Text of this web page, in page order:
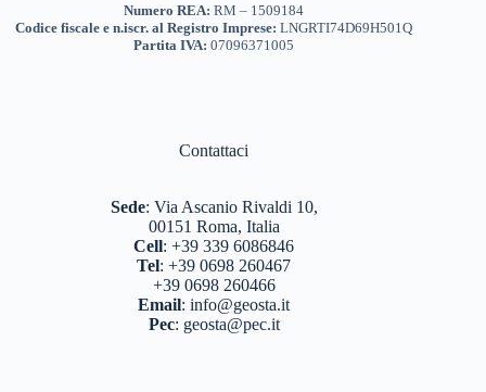
Numero REA:RM – 1509184
Codice fiscale e n.iscr. al Registro Imprese:LNGRTI74D69H501Q
Partita IVA: 07096371005
Contattaci
Sede: Via Ascanio Rivaldi 10,
00151 Roma, Italia
Cell:+39 339 6086846
Tel:+39 0698 260467
+39 0698 260466
Email:info@geosta.it
Pec: geosta@pec.it